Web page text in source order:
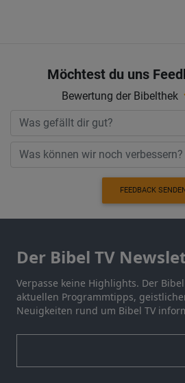
Möchtest du uns
Bewertung der Bibelthek
FEEDBACK
Der Bibel TV
Verpasse keine Highlights. Der
aktuellen Programmtipps,
Neuigkeiten rund um Bibel TV